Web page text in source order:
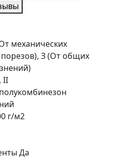
механических
З (От общих
II
г/м2
Да